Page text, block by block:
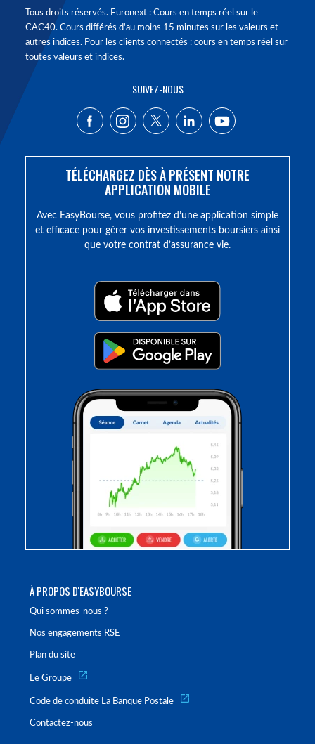
À PROPOS D'EASYBOURSE
Qui sommes-nous ?
Nos engagements RSE
Plan du site
Le Groupe
Code de conduite La Banque Postale
Contactez-nous
Tous droits réservés. Euronext : Cours en temps réel sur le
CAC40. Cours différés d'au moins 15 minutes sur les valeurs et
autres indices. Pour les clients connectés : cours en temps réel sur
toutes valeurs et indices.
SUIVEZ-NOUS
TÉLÉCHARGEZ DÈS À PRÉSENT NOTRE
APPLICATION MOBILE
Avec EasyBourse, vous profitez d’une application simple
et efficace pour gérer vos investissements boursiers ainsi
que votre contrat d’assurance vie.